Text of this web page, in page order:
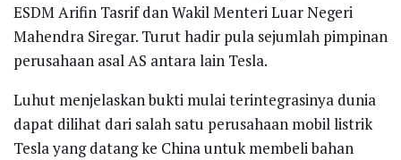
ESDM Arifin Tasrif dan Wakil Menteri Luar Negeri
Mahendra Siregar. Turut hadir pula sejumlah pimpinan
perusahaan asal AS antara lain Tesla.
Luhut menjelaskan bukti mulai terintegrasinya dunia
dapat dilihat dari salah satu perusahaan mobil listrik
Tesla yang datang ke China untuk membeli bahan